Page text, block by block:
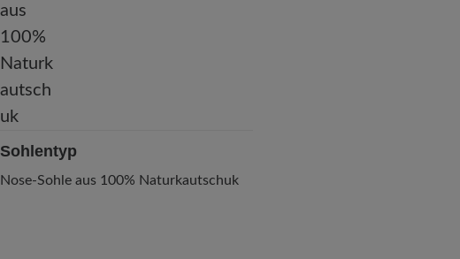
Sohlentyp
Nose-Sohle aus 100% Naturkautschuk